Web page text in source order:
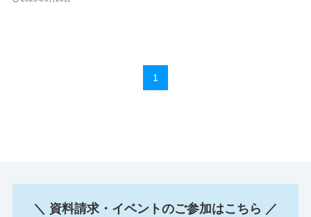
1
＼ 資料請求・イベントのご参加はこちら ／